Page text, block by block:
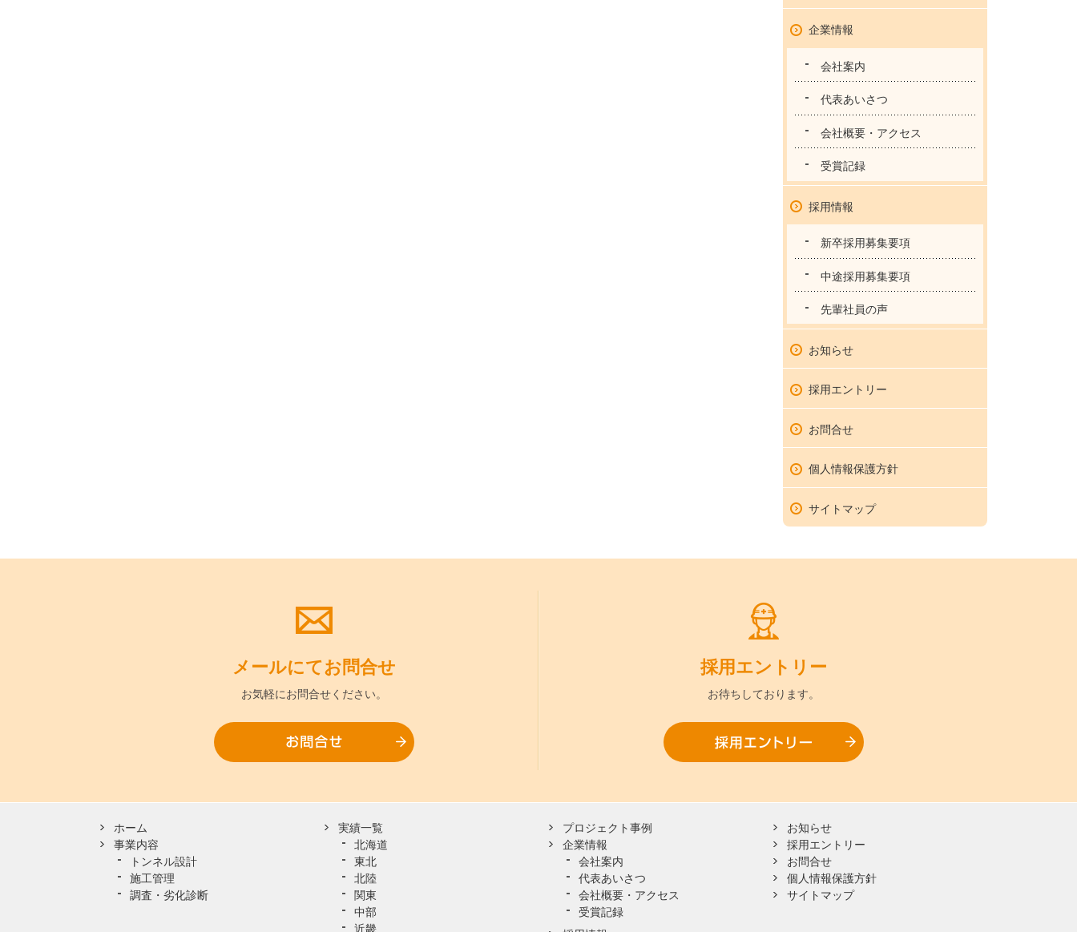
企業情報
会社案内
代表あいさつ
会社概要・アクセス
受賞記録
採用情報
新卒採用募集要項
中途採用募集要項
先輩社員の声
お知らせ
採用エントリー
お問合せ
個人情報保護方針
サイトマップ
メールにてお問合せ
お気軽にお問合せください。
採用エントリー
お待ちしております。
ホーム
事業内容
トンネル設計
施工管理
調査・劣化診断
実績一覧
北海道
東北
北陸
関東
中部
近畿
プロジェクト事例
企業情報
会社案内
代表あいさつ
会社概要・アクセス
受賞記録
お知らせ
採用エントリー
お問合せ
個人情報保護方針
サイトマップ